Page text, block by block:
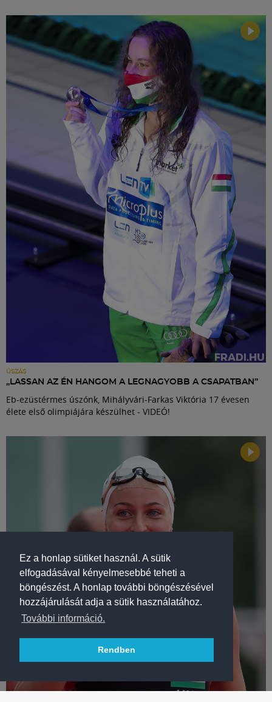
Ez a honlap sütiket használ. A sütik
elfogadásával kényelmesebbé teheti a
böngészést. A honlap további böngészésével
hozzájárulását adja a sütik használatához.
További információ.
Rendben
ÚSZÁS
„LASSAN AZ ÉN HANGOM A LEGNAGYOBB A CSAPATBAN”
Eb-ezüstérmes úszónk, Mihályvári-Farkas Viktória 17 évesen
élete első olimpiájára készülhet - VIDEÓ!